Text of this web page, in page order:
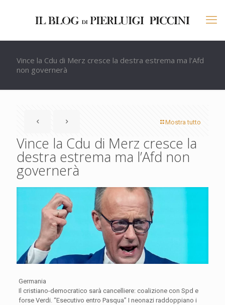
Vince la Cdu di Merz cresce la destra estrema ma l’Afd
non governerà
Mostra tutto
Vince la Cdu di Merz cresce la
destra estrema ma l’Afd non
governerà
Germania
Il cristiano-democratico sarà cancelliere: coalizione con Spd e
forse Verdi. “Esecutivo entro Pasqua” I neonazi raddoppiano i